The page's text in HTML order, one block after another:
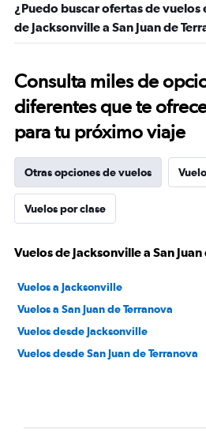
¿Puedo buscar ofertas de vuelos
de Jacksonville a San Juan de
Consulta miles de
diferentes que te
para tu próximo viaje
Otras opciones de vuelos
Vuelos por clase
Vuelos de Jacksonville a San
Vuelos a Jacksonville
Vuelos a San Juan de Terranova
Vuelos desde Jacksonville
Vuelos desde San Juan de Terranova